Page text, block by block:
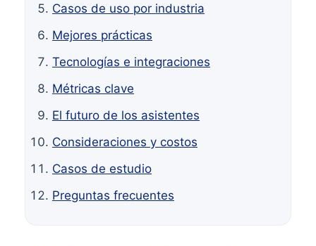
Casos de uso por industria
Mejores prácticas
Tecnologías e integraciones
Métricas clave
El futuro de los asistentes
Consideraciones y costos
Casos de estudio
Preguntas frecuentes